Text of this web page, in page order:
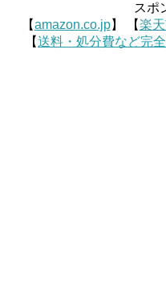
スポ
【amazon.co.jp】 【楽
【送料・処分費など完